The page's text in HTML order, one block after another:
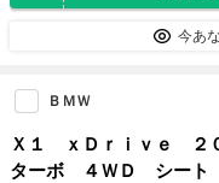
今あ
ＢＭＷ
Ｘ１ ｘＤｒｉｖｅ ２
ターボ ４ＷＤ シー